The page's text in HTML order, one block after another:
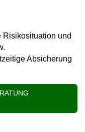
Risikosituation und
Absicherung